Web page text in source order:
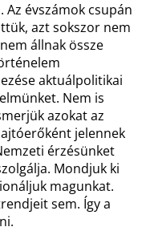
évszámok csupán
azt sokszor nem
állnak össze
aktuálpolitikai
Nem is
azokat az
jelennek
érzésünket
Mondjuk ki
magunkat.
sem. Így a